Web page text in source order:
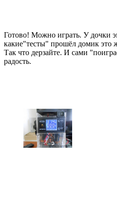
Готово! Можно играть. У дочки
какие"тесты" прошёл домик это
Так что дерзайте. И сами
радость.